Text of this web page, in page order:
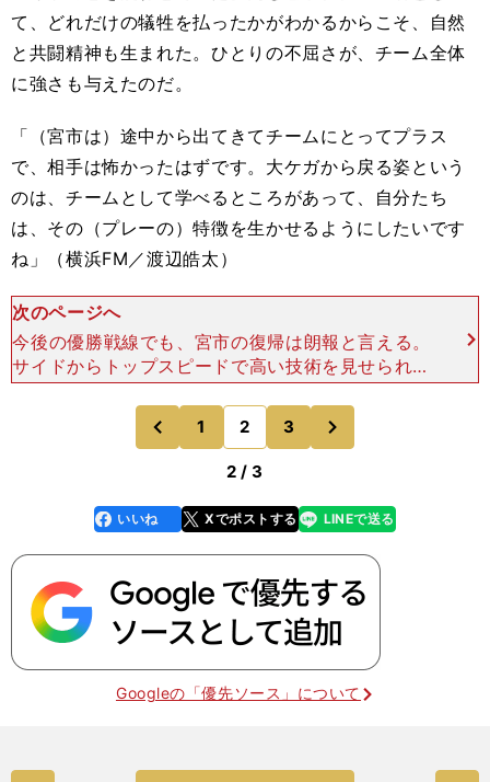
て、どれだけの犠牲を払ったかがわかるからこそ、自然
と共闘精神も生まれた。ひとりの不屈さが、チーム全体
に強さも与えたのだ。
「（宮市は）途中から出てきてチームにとってプラス
で、相手は怖かったはずです。大ケガから戻る姿という
のは、チームとして学べるところがあって、自分たち
は、その（プレーの）特徴を生かせるようにしたいです
ね」（横浜FM／渡辺皓太）
次のページへ
今後の優勝戦線でも、宮市の復帰は朗報と言える。
サイドからトップスピードで高い技術を見せられる
だけに、戦況を優位にできる。エウベル、ヤン・マ
テウスとも違ったテンポだ。「みんな僕のユニフォ
ームを掲げてく
前
のページへ
1 2 3
2 / 3
faceboo
k
いいね Xでポストする
line LINEで送る
Googleの「優先ソース」について